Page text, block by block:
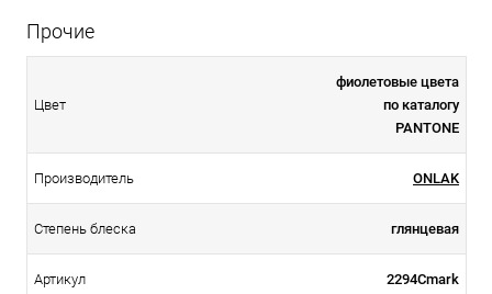
Прочие
Цвет
фиолетовые цвета
по каталогу
PANTONE
Производитель ONLAK
Степень блеска глянцевая
Артикул 2294Cmark